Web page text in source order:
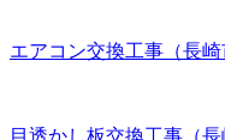
エアコン交換工事（長崎
目透かし板交換工事（長